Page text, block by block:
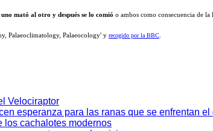
mató al otro y después se lo comió o ambos como consecuencia de
Palaeoclimatology, Palaeocology' y recogido por la BBC.
Velociraptor
esperanza para las ranas que se enfrentan el
los cachalotes modernos